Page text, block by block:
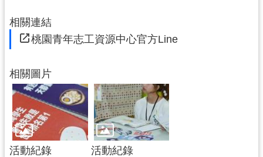
網
覽
市
政
信
箱
相關連結
桃園青年志工資源中心官方Line
相關圖片
活動紀錄 活動紀錄